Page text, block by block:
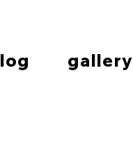
gallery